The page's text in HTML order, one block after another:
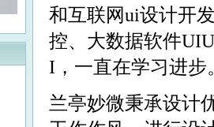
和互联网ui设计开
控、大数据软件
I，一直在学习进步
兰亭妙微秉承设计